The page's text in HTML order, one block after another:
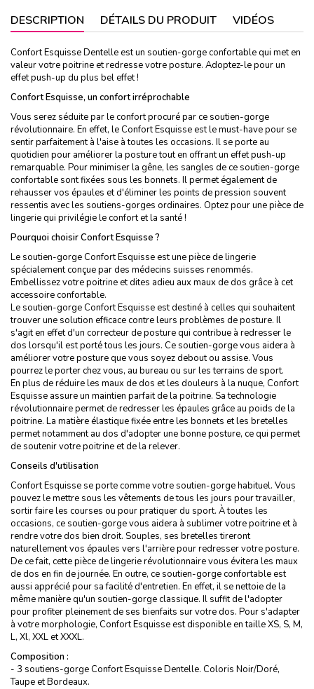
DESCRIPTION DÉTAILS DU PRODUIT VIDÉOS
Confort Esquisse Dentelle est un soutien-gorge confortable qui met en
valeur votre poitrine et redresse votre posture. Adoptez-le pour un
effet push-up du plus bel effet !
Confort Esquisse, un confort irréprochable
Vous serez séduite par le confort procuré par ce soutien-gorge
révolutionnaire. En effet, le Confort Esquisse est le must-have pour se
sentir parfaitement à l'aise à toutes les occasions. Il se porte au
quotidien pour améliorer la posture tout en offrant un effet push-up
remarquable. Pour minimiser la gêne, les sangles de ce soutien-gorge
confortable sont fixées sous les bonnets. Il permet également de
rehausser vos épaules et d'éliminer les points de pression souvent
ressentis avec les soutiens-gorges ordinaires. Optez pour une pièce de
lingerie qui privilégie le confort et la santé !
Pourquoi choisir Confort Esquisse ?
Le soutien-gorge Confort Esquisse est une pièce de lingerie
spécialement conçue par des médecins suisses renommés.
Embellissez votre poitrine et dites adieu aux maux de dos grâce à cet
accessoire confortable.
Le soutien-gorge Confort Esquisse est destiné à celles qui souhaitent
trouver une solution efficace contre leurs problèmes de posture. Il
s'agit en effet d'un correcteur de posture qui contribue à redresser le
dos lorsqu'il est porté tous les jours. Ce soutien-gorge vous aidera à
améliorer votre posture que vous soyez debout ou assise. Vous
pourrez le porter chez vous, au bureau ou sur les terrains de sport.
En plus de réduire les maux de dos et les douleurs à la nuque, Confort
Esquisse assure un maintien parfait de la poitrine. Sa technologie
révolutionnaire permet de redresser les épaules grâce au poids de la
poitrine. La matière élastique fixée entre les bonnets et les bretelles
permet notamment au dos d'adopter une bonne posture, ce qui permet
de soutenir votre poitrine et de la relever.
Conseils d'utilisation
Confort Esquisse se porte comme votre soutien-gorge habituel. Vous
pouvez le mettre sous les vêtements de tous les jours pour travailler,
sortir faire les courses ou pour pratiquer du sport. À toutes les
occasions, ce soutien-gorge vous aidera à sublimer votre poitrine et à
rendre votre dos bien droit. Souples, ses bretelles tireront
naturellement vos épaules vers l'arrière pour redresser votre posture.
De ce fait, cette pièce de lingerie révolutionnaire vous évitera les maux
de dos en fin de journée. En outre, ce soutien-gorge confortable est
aussi apprécié pour sa facilité d'entretien. En effet, il se nettoie de la
même manière qu'un soutien-gorge classique. Il suffit de l'adopter
pour profiter pleinement de ses bienfaits sur votre dos. Pour s'adapter
à votre morphologie, Confort Esquisse est disponible en taille XS, S, M,
L, Xl, XXL et XXXL.
Composition :
- 3 soutiens-gorge Confort Esquisse Dentelle. Coloris Noir/Doré,
Taupe et Bordeaux.